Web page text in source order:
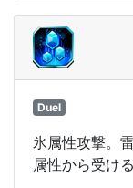
Duel
氷属性攻撃。
属性から受け